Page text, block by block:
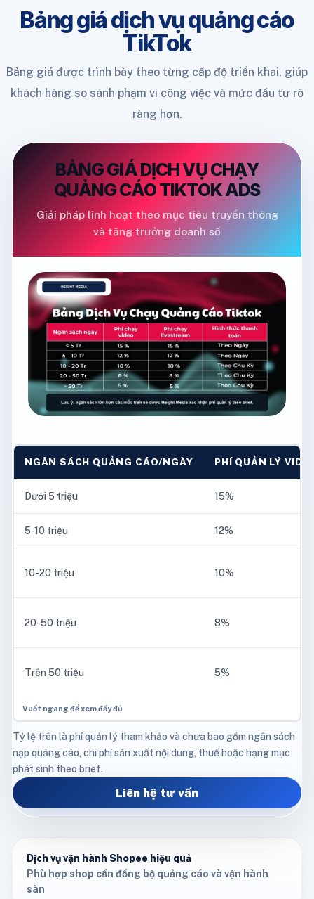
Bảng giá dịch vụ quảng cáo
TikTok
Bảng giá được trình bày theo từng cấp độ triển khai, giúp
khách hàng so sánh phạm vi công việc và mức đầu tư rõ
ràng hơn.
BẢNG GIÁ DỊCH VỤ CHẠY
QUẢNG CÁO TIKTOK ADS
Giải pháp linh hoạt theo mục tiêu truyền thông
và tăng trưởng doanh số
NGÂN SÁCH QUẢNG CÁO/NGÀY PHÍ QUẢN LÝ
Dưới 5 triệu 15%
5-10 triệu 12%
10-20 triệu 10%
20-50 triệu 8%
Trên 50 triệu 5%
Tỷ lệ trên là phí quản lý tham khảo và chưa bao gồm ngân sách
nạp quảng cáo, chi phí sản xuất nội dung, thuế hoặc hạng mục
phát sinh theo brief.
Liên hệ tư vấn
Dịch vụ vận hành Shopee hiệu quả
Phù hợp shop cần đồng bộ quảng cáo và vận hành
sàn